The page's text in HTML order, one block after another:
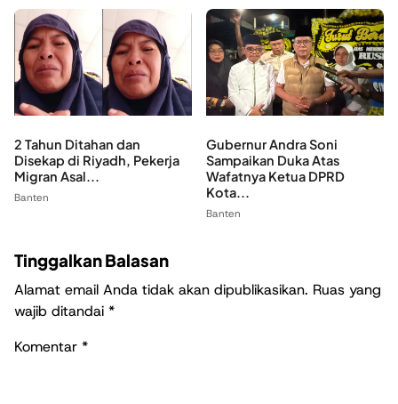
2 Tahun Ditahan dan
Disekap di Riyadh, Pekerja
Migran Asal...
Banten
Gubernur Andra Soni
Sampaikan Duka Atas
Wafatnya Ketua DPRD
Kota...
Banten
Tinggalkan Balasan
Alamat email Anda tidak akan dipublikasikan. Ruas yang
wajib ditandai *
Komentar *